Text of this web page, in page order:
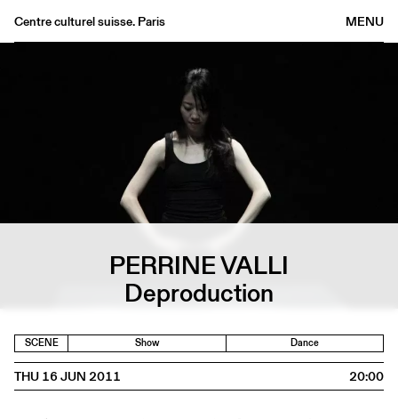
MENU
Centre culturel suisse. Paris
About
PERRINE VALLI
Deproduction
SCENE Show Dance
THU 16 JUN 2011 20:00